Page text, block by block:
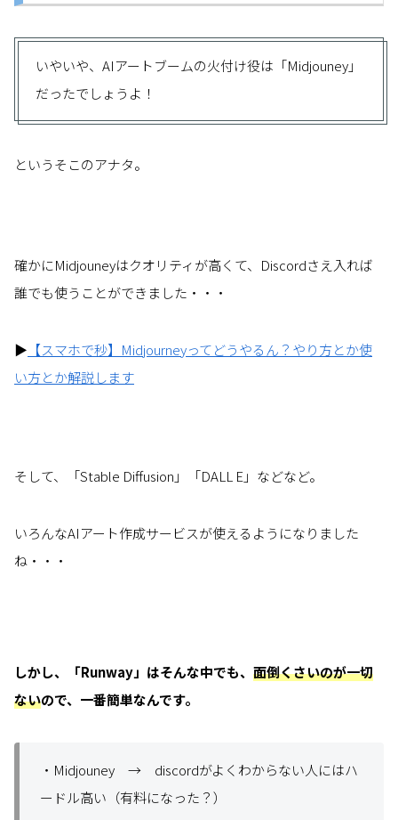
いやいや、AIアートブームの火付け役は「Midjouney」
だったでしょうよ！
というそこのアナタ。
確かにMidjouneyはクオリティが高くて、Discordさえ入れば
誰でも使うことができました・・・
▶ 【スマホで秒】Midjourneyってどうやるん？やり方とか使
い方とか解説します
そして、「Stable Diffusion」「DALL E」などなど。
いろんなAIアート作成サービスが使えるようになりました
ね・・・
しかし、「Runway」はそんな中でも、 面倒くさいのが一切
ないので、一番簡単なんです。
・Midjouney → discordがよくわからない人にはハ
ードル高い（有料になった？）